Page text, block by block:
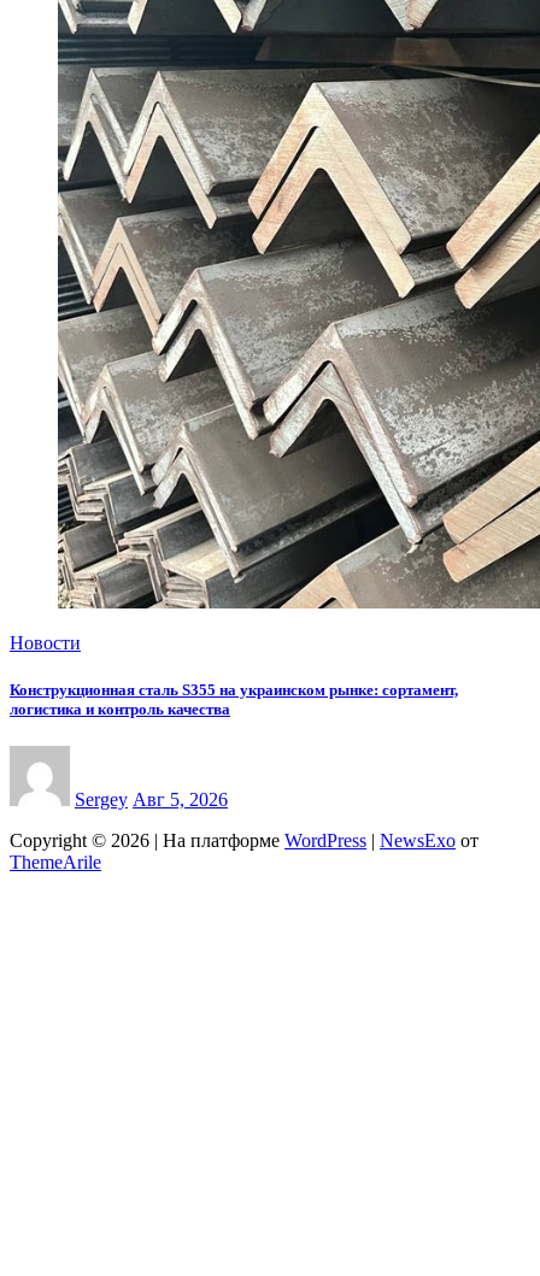
Новости
Конструкционная сталь S355 на украинском рынке: сортамент,
логистика и контроль качества
Sergey Авг 5, 2026
Copyright © 2026 | На платформе WordPress | NewsExo от
ThemeArile